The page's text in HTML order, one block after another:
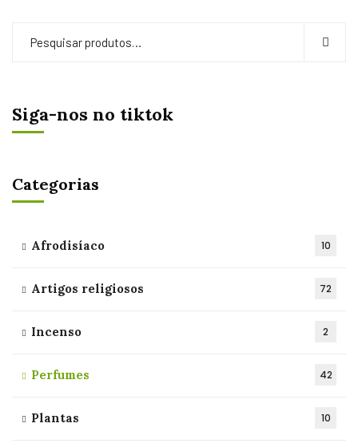
Siga-nos no tiktok
Categorias
Afrodisíaco 10
Artigos religiosos 72
Incenso 2
Perfumes 42
Plantas 10